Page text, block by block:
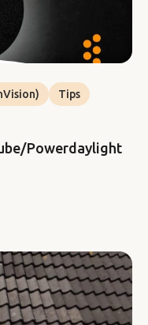
Tips
Powerdaylight